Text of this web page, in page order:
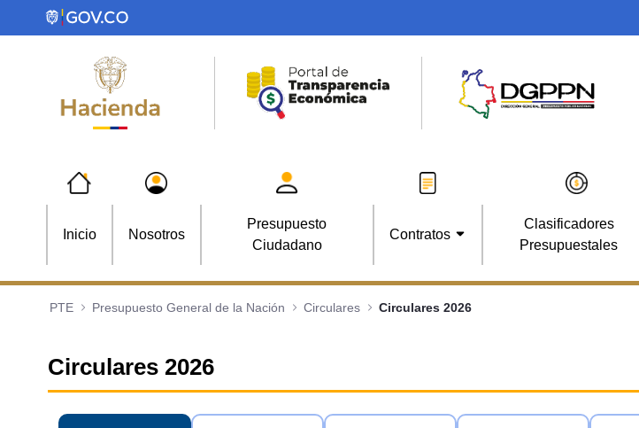
Saltar al contenido principal
Inicio Nosotros
Presupuesto
Ciudadano
Contratos
Clasificadores
Presupuestales
PTE Presupuesto General de la Nación Circulares Circulares 2026
Circulares 2026